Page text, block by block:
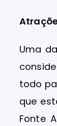
Uma
todo
que
Fonte